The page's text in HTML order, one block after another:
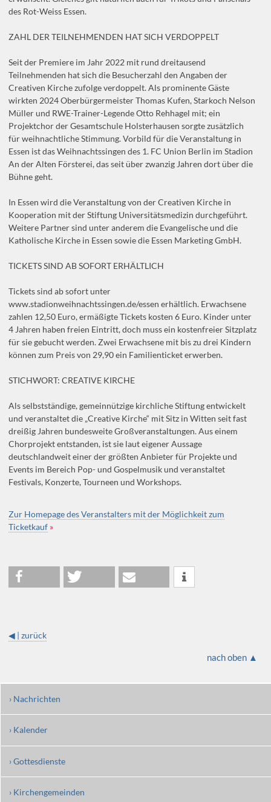
des Rot-Weiss Essen.
ZAHL DER TEILNEHMENDEN HAT SICH VERDOPPELT
Seit der Premiere im Jahr 2022 mit rund dreitausend
Teilnehmenden hat sich die Besucherzahl den Angaben der
Creativen Kirche zufolge verdoppelt. Als prominente Gäste
wirkten 2024 Oberbürgermeister Thomas Kufen, Starkoch Nelson
Müller und RWE-Trainer-Legende Otto Rehhagel mit; ein
Projektchor der Gesamtschule Holsterhausen sorgte zusätzlich
für weihnachtliche Stimmung. Vorbild für die Veranstaltung in
Essen ist das Weihnachtssingen des 1. FC Union Berlin im Stadion
An der Alten Försterei, das seit über zwanzig Jahren dort über die
Bühne geht.
In Essen wird die Veranstaltung von der Creativen Kirche in
Kooperation mit der Stiftung Universitätsmedizin durchgeführt.
Weitere Partner sind unter anderem die Evangelische und die
Katholische Kirche in Essen sowie die Essen Marketing GmbH.
TICKETS SIND AB SOFORT ERHÄLTLICH
Tickets sind ab sofort unter
www.stadionweihnachtssingen.de/essen erhältlich. Erwachsene
zahlen 12,50 Euro, ermäßigte Tickets kosten 6 Euro. Kinder unter
4 Jahren haben freien Eintritt, doch muss ein kostenfreier Sitzplatz
für sie gebucht werden. Zwei Erwachsene mit bis zu drei Kindern
können zum Preis von 29,90 ein Familienticket erwerben.
STICHWORT: CREATIVE KIRCHE
Als selbstständige, gemeinnützige kirchliche Stiftung entwickelt
und veranstaltet die „Creative Kirche“ mit Sitz in Witten seit fast
dreißig Jahren bundesweite Großveranstaltungen. Aus einem
Chorprojekt entstanden, ist sie laut eigener Aussage
deutschlandweit einer der größten Anbieter für Projekte und
Events im Bereich Pop- und Gospelmusik und veranstaltet
Festivals, Konzerte, Tourneen und Workshops.
Zur Homepage des Veranstalters mit der Möglichkeit zum
Ticketkauf »
◀ | zurück
nach oben ▲
› Nachrichten
› Kalender
› Gottesdienste
› Kirchengemeinden